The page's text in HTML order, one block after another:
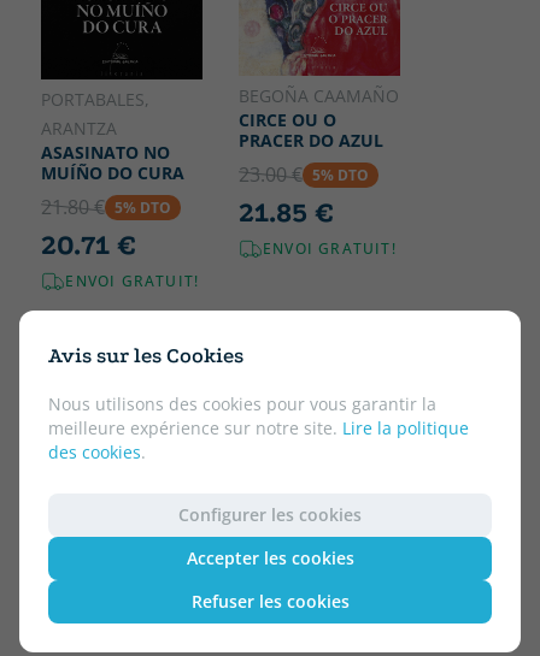
Avis sur les Cookies
Nous utilisons des cookies pour vous garantir la
meilleure expérience sur notre site. Lire la politique
des cookies.
Configurer les cookies
Accepter les cookies
Refuser les cookies
PORTABALES,
ARANTZA
ASASINATO NO
MUÍÑO DO CURA
21.80 € 5% DTO
20.71 €
ENVOI GRATUIT!
BEGOÑA CAAMAÑO
CIRCE OU O
PRACER DO AZUL
23.00 € 5% DTO
21.85 €
ENVOI GRATUIT!